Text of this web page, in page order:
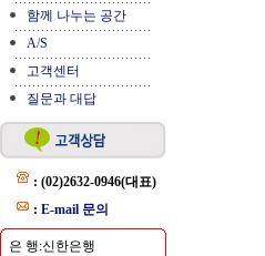
함께 나누는 공간
A/S
고객센터
질문과 대답
: (02)2632-0946(대표)
: E-mail 문의
은 행:신한은행